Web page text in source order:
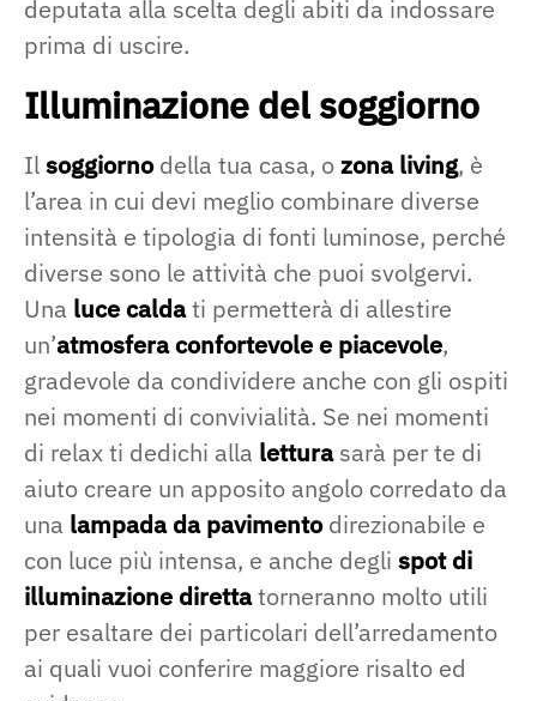
deputata alla scelta degli abiti da indossare
prima di uscire.
Illuminazione del soggiorno
Ilsoggiornodella tua casa, ozona living, è
l’area in cui devi meglio combinare diverse
intensità e tipologia di fonti luminose, perché
diverse sono le attività che puoi svolgervi.
Una luce caldati permetterà di allestire
un’atmosfera confortevole e piacevole,
gradevole da condividere anche con gli ospiti
nei momenti di convivialità. Se nei momenti
di relax ti dedichi alla letturasarà per te di
aiuto creare un apposito angolo corredato da
una lampada da pavimentodirezionabile e
con luce più intensa, e anche degli spot di
illuminazione direttatorneranno molto utili
per esaltare dei particolari dell’arredamento
ai quali vuoi conferire maggiore risalto ed